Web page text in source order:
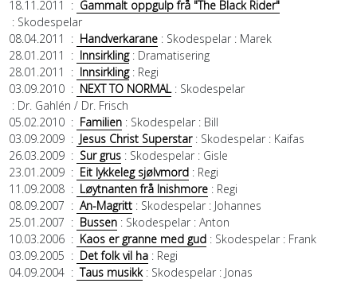
18.11.2011
: Gammalt oppgulp frå "The Black Rider"
: Skodespelar
08.04.2011
: Handverkarane: Skodespelar: Marek
28.01.2011
: Innsirkling: Dramatisering
28.01.2011
: Innsirkling: Regi
03.09.2010: NEXT TO NORMAL: Skodespelar
: Dr. Gahlén / Dr. Frisch
05.02.2010: Familien: Skodespelar: Bill
03.09.2009: Jesus Christ Superstar: Skodespelar: Kaifas
26.03.2009: Sur grus: Skodespelar: Gisle
23.01.2009: Eit lykkeleg sjølvmord: Regi
11.09.2008: Løytnanten frå Inishmore: Regi
08.09.2007 : An-Magritt: Skodespelar: Johannes
25.01.2007 : Bussen: Skodespelar: Anton
10.03.2006: Kaos er granne med gud: Skodespelar: Frank
03.09.2005 : Det folk vil ha: Regi
04.09.2004: Taus musikk: Skodespelar: Jonas